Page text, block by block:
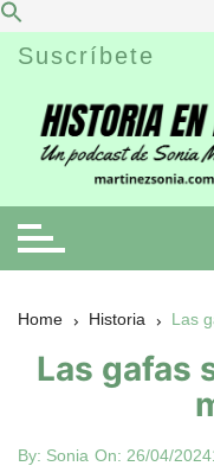
Skip
content
Suscríbete
Home Historia Las
Las gafas
By: Sonia On: 26/04/2024